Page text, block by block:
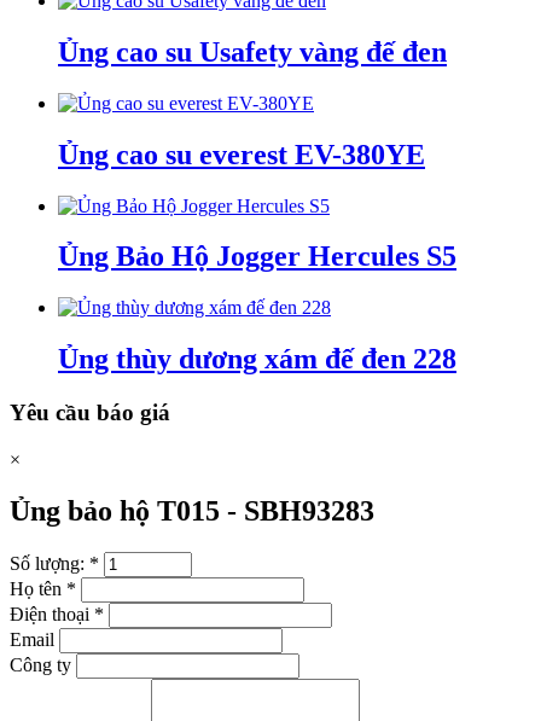
Ủng cao su Usafety vàng đế đen
Ủng cao su everest EV-380YE
Ủng Bảo Hộ Jogger Hercules S5
Ủng thùy dương xám đế đen 228
Yêu cầu báo giá
×
Ủng bảo hộ T015 - SBH93283
Số lượng: *
Họ tên *
Điện thoại *
Email
Công ty